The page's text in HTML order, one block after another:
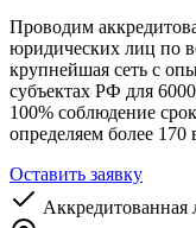
Проводим
юридических лиц по
крупнейшая сеть с
субъектах РФ для
100% соблюдение
определяем более
Оставить заявку
Аккредитованная